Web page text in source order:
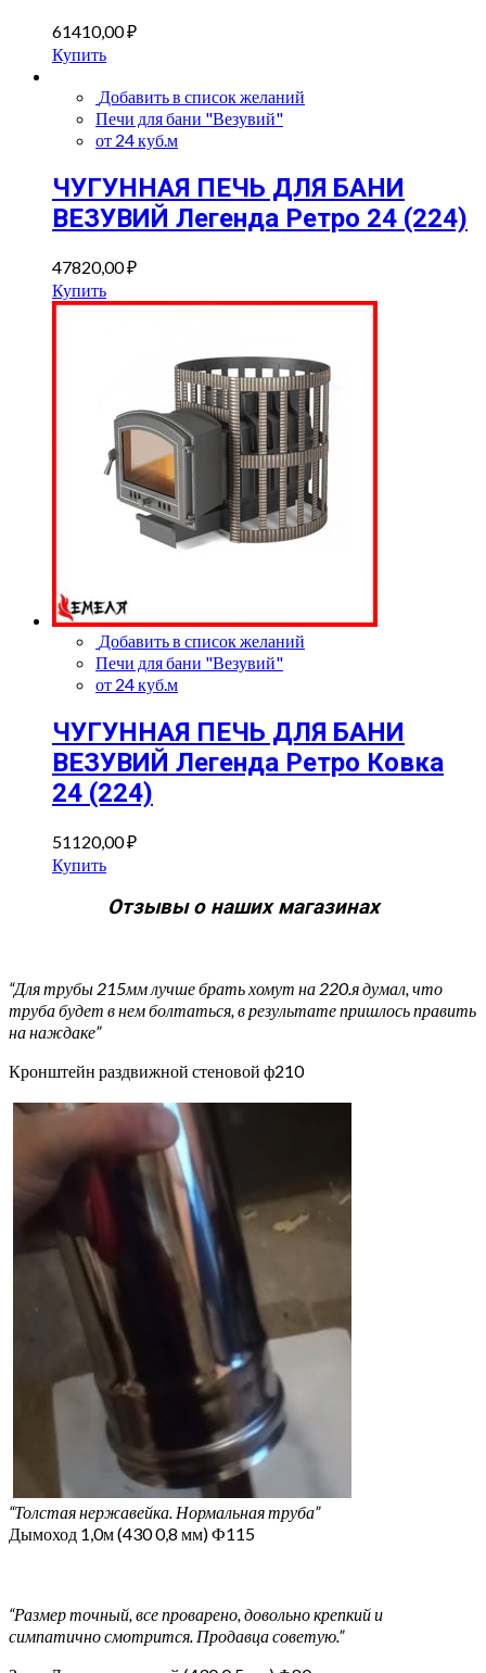
61410,00₽
Купить
Добавить в список желаний
Печи для бани "Везувий"
от 24 куб.м
ЧУГУННАЯ ПЕЧЬ ДЛЯ БАНИ
ВЕЗУВИЙ Легенда Ретро 24 (224)
47820,00₽
Купить
Добавить в список желаний
Печи для бани "Везувий"
от 24 куб.м
ЧУГУННАЯ ПЕЧЬ ДЛЯ БАНИ
ВЕЗУВИЙ Легенда Ретро Ковка
24 (224)
51120,00₽
Купить
Отзывы о наших магазинах
“Для трубы 215мм лучше брать хомут на 220.я думал, что
труба будет в нем болтаться, в результате пришлось править
на наждаке”
Кронштейн раздвижной стеновой ф210
“Толстая нержавейка. Нормальная труба”
Дымоход 1,0м (430 0,8 мм) Ф115
“Размер точный, все проварено, довольно крепкий и
симпатично смотрится. Продавца советую.”